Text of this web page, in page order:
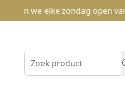
we elke zondag open van